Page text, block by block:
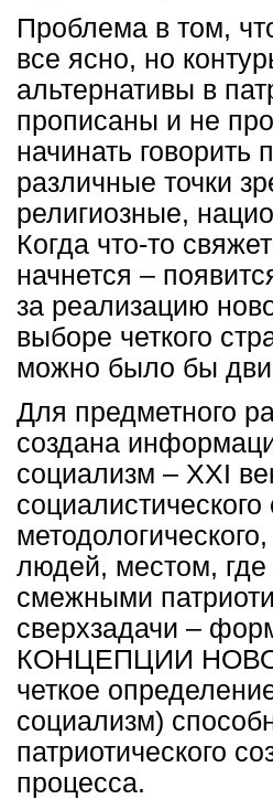
Проблема в том,
все ясно, но
альтернативы в
прописаны и не
начинать говорить
различные точки
религиозные,
Когда что-то
начнется –
за реализацию
выборе четкого
можно было бы
Для предметного
создана
социализм – XXI
социалистического
людей, местом,
смежными
сверхзадачи –
КОНЦЕПЦИИ
четкое
социализм)
патриотического
процесса.